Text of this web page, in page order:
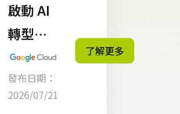
化
Azure
上的
Postgr
啟動 AI
轉型！
零壹科
技攜手
Google
發布日期：
2026/07/21
了解更多